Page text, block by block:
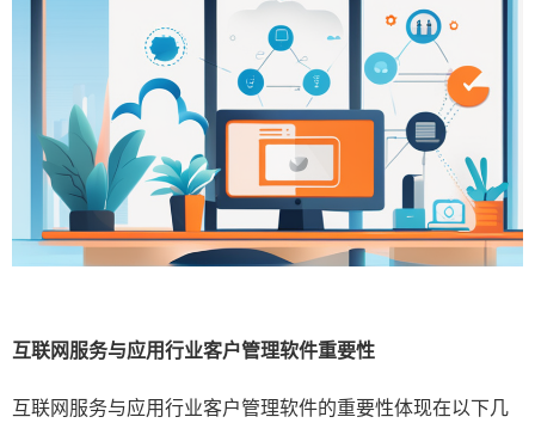
互联网服务与应用行业客户管理软件重要性
互联网服务与应用行业客户管理软件的重要性体现在以下几